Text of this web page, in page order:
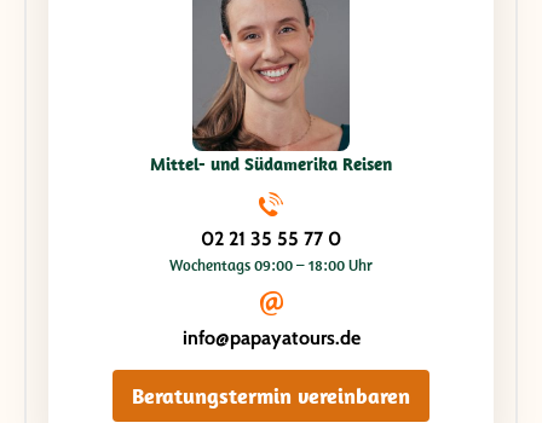
Mittel- und Südamerika Reisen
02 21 35 55 77 0
Wochentags 09:00 – 18:00 Uhr
info@papayatours.de
Beratungstermin vereinbaren